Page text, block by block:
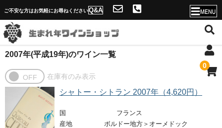
ご不安な方はお気軽にお尋ねくださいQ&A
0
ホーム
店舗概要・送料
ソムリエ紹介と生まれ年ワインショップの魅力
年号一覧へ
2007年(平成19年)のワイン一覧
シャトー・シトラン 2007年（4,620円）
国
フランス
産地
ボルドー地方＞オーメドック